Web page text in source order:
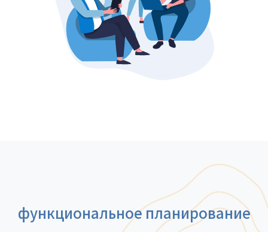
функциональное планирование